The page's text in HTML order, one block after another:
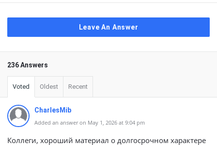
Leave An Answer
236 Answers
Voted Oldest Recent
CharlesMib
Added an answer on May 1, 2026 at 9:04 pm
Коллеги, хороший материал о долгосрочном характере